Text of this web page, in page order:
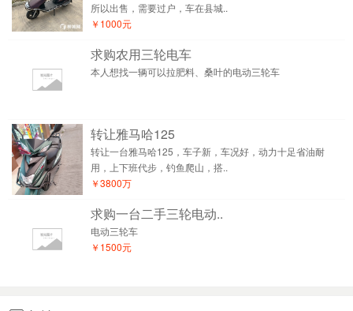
所以出售，需要过户，车在县城..
￥1000元
求购农用三轮电车
本人想找一辆可以拉肥料、桑叶的电动三轮车
转让雅马哈125
转让一台雅马哈125，车子新，车况好，动力十足省油耐
用，上下班代步，钓鱼爬山，搭..
￥3800万
求购一台二手三轮电动..
电动三轮车
￥1500元